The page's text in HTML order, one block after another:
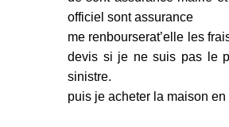
officiel sont assurance
me renbourserat’elle les
devis si je ne suis pas le
sinistre.
puis je acheter la maison en